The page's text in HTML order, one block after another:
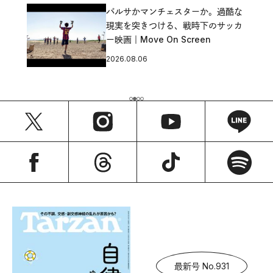
バルサかマンチェスターか。過酷な
現実を突きつける、戦時下のサッカ
ー映画｜Move On Screen
2026.08.06
最新号 No.931